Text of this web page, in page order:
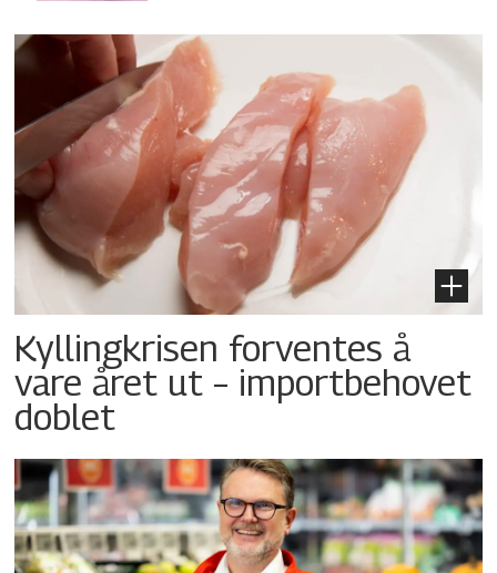
Kyllingkrisen forventes å
vare året ut – importbehovet
doblet